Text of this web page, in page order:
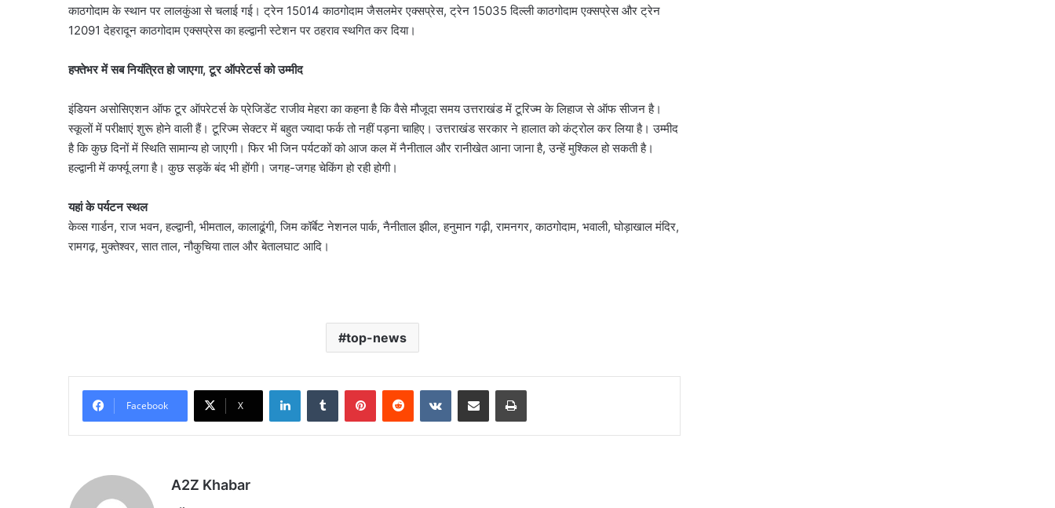
काठगोदाम के स्थान पर लालकुंआ से चलाई गई। ट्रेन 15014 काठगोदाम जैसलमेर एक्सप्रेस, ट्रेन 15035 दिल्ली काठगोदाम एक्सप्रेस और ट्रेन
12091 देहरादून काठगोदाम एक्सप्रेस का हल्द्वानी स्टेशन पर ठहराव स्थगित कर दिया।
हफ्तेभर में सब नियंत्रित हो जाएगा, टूर ऑपरेटर्स को उम्मीद
इंडियन असोसिएशन ऑफ टूर ऑपरेटर्स के प्रेजिडेंट राजीव मेहरा का कहना है कि वैसे मौजूदा समय उत्तराखंड में टूरिज्म के लिहाज से ऑफ सीजन है।
स्कूलों में परीक्षाएं शुरू होने वाली हैं। टूरिज्म सेक्टर में बहुत ज्यादा फर्क तो नहीं पड़ना चाहिए। उत्तराखंड सरकार ने हालात को कंट्रोल कर लिया है। उम्मीद
है कि कुछ दिनों में स्थिति सामान्य हो जाएगी। फिर भी जिन पर्यटकों को आज कल में नैनीताल और रानीखेत आना जाना है, उन्हें मुश्किल हो सकती है।
हल्द्वानी में कर्फ्यू लगा है। कुछ सड़कें बंद भी होंगी। जगह-जगह चेकिंग हो रही होगी।
यहां के पर्यटन स्थल
केव्स गार्डन, राज भवन, हल्द्वानी, भीमताल, कालाढूंगी, जिम कॉर्बेट नेशनल पार्क, नैनीताल झील, हनुमान गढ़ी, रामनगर, काठगोदाम, भवाली, घोड़ाखाल मंदिर,
रामगढ़, मुक्तेश्वर, सात ताल, नौकुचिया ताल और बेतालघाट आदि।
top-news
Facebook X
LinkedInTumblr PinterestReddit VKontakteShare via Email Print
A2Z Khabar